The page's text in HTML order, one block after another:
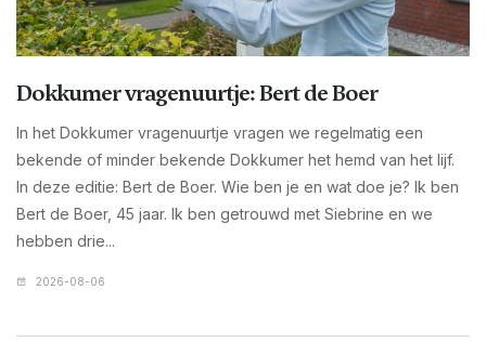
Dokkumer vragenuurtje: Bert de Boer
In het Dokkumer vragenuurtje vragen we regelmatig een
bekende of minder bekende Dokkumer het hemd van het lijf.
In deze editie: Bert de Boer. Wie ben je en wat doe je? Ik ben
Bert de Boer, 45 jaar. Ik ben getrouwd met Siebrine en we
hebben drie...
2026-08-06